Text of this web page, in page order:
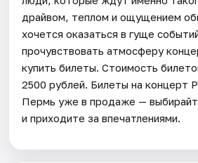
драйвом, теплом и ощущением
хочется оказаться в гуще
прочувствовать атмосферу
купить билеты. Стоимость
2500 рублей. Билеты на концерт
Пермь уже в продаже —
и приходите за впечатлениями.